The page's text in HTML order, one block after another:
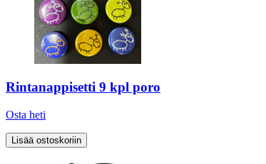
Rintanappisetti 9 kpl poro
Osta heti